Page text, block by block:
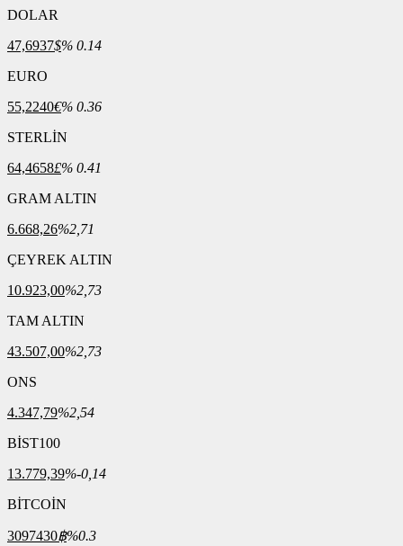
DOLAR
47,6937$% 0.14
EURO
55,2240€% 0.36
STERLİN
64,4658£% 0.41
GRAM ALTIN
6.668,26%2,71
ÇEYREK ALTIN
10.923,00%2,73
TAM ALTIN
43.507,00%2,73
ONS
4.347,79%2,54
BİST100
13.779,39%-0,14
BİTCOİN
3097430฿%0.3